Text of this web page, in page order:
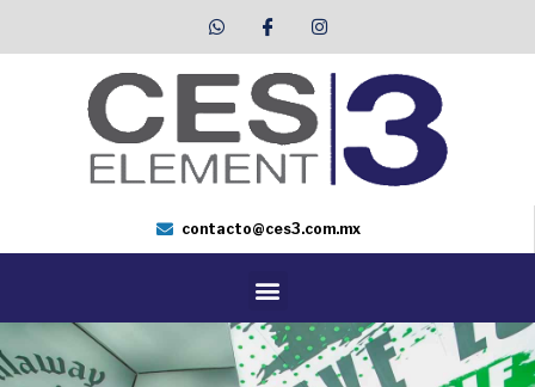
contacto@ces3.com.mx